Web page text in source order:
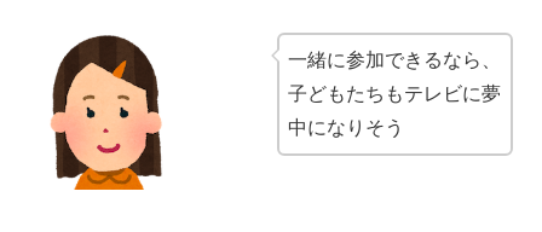
一緒に参加できるなら、
子どもたちもテレビに夢
中になりそう